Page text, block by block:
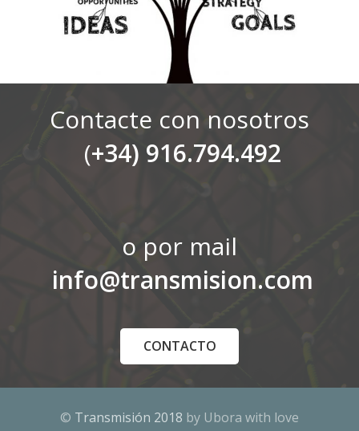
Contacte con nosotros
(+34) 916.794.492
o por mail
info@transmision.com
CONTACTO
© Transmisión 2018 by Ubora with love